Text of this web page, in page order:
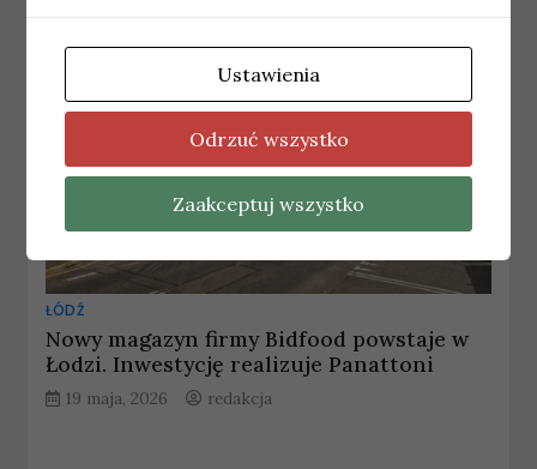
ŁÓDŹ
Nowy magazyn firmy Bidfood powstaje w
Łodzi. Inwestycję realizuje Panattoni
19 maja, 2026 redakcja
Ustawienia
Odrzuć wszystko
Zaakceptuj wszystko